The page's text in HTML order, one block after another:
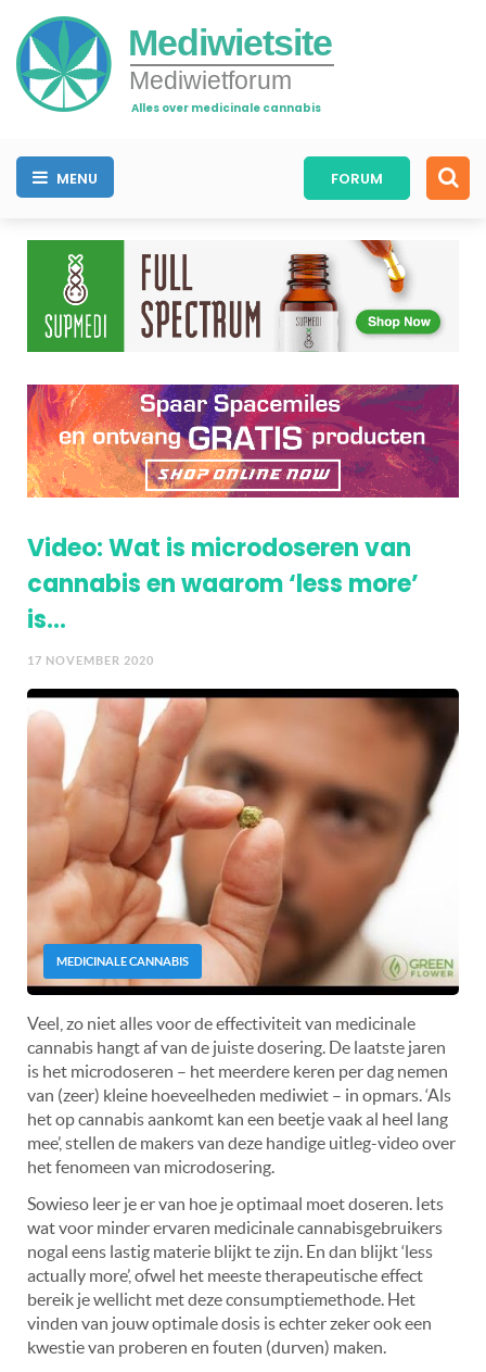
Mediwietsite
Mediwietforum
Alles over medicinale cannabis
MENU FORUM
Video: Wat is microdoseren van
cannabis en waarom ‘less more’
is…
17 NOVEMBER 2020
MEDICINALE CANNABIS
Veel, zo niet alles voor de effectiviteit van medicinale
cannabis hangt af van de juiste dosering. De laatste jaren
is het microdoseren – het meerdere keren per dag nemen
van (zeer) kleine hoeveelheden mediwiet – in opmars. ‘Als
het op cannabis aankomt kan een beetje vaak al heel lang
mee’, stellen de makers van deze handige uitleg-video over
het fenomeen van microdosering.
Sowieso leer je er van hoe je optimaal moet doseren. Iets
wat voor minder ervaren medicinale cannabisgebruikers
nogal eens lastig materie blijkt te zijn. En dan blijkt ‘less
actually more’, ofwel het meeste therapeutische effect
bereik je wellicht met deze consumptiemethode. Het
vinden van jouw optimale dosis is echter zeker ook een
kwestie van proberen en fouten (durven) maken.